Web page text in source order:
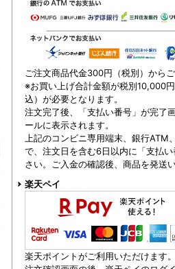
ご注文商品代金300円（税別）から
※お買い上げ合計金額が税別10,000
込）が必要となります。
注文完了後、「支払い番号」が完了
ールに表示されます。
上記のコンビニ専用端末、銀行
で、注文日を含む6日以内に「支払
さい。ご入金の確認後、商品を発送
楽天ペイ
楽天ポイントがご利用いただけます